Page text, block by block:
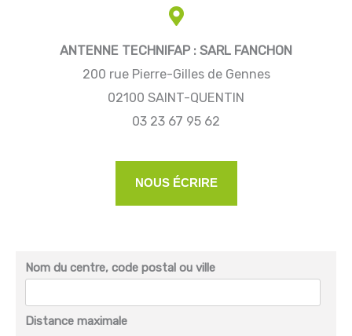
ANTENNE TECHNIFAP : SARL FANCHON
200 rue Pierre-Gilles de Gennes
02100 SAINT-QUENTIN
03 23 67 95 62
NOUS ÉCRIRE
Nom du centre, code postal ou ville
Distance maximale